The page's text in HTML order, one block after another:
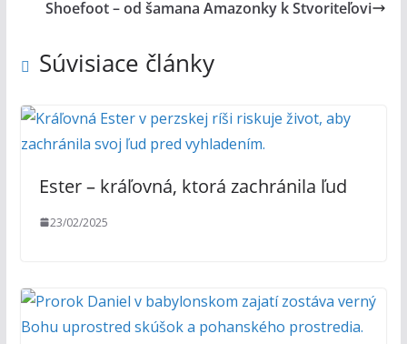
Shoefoot – od šamana Amazonky k Stvoriteľovi
Súvisiace články
Ester – kráľovná, ktorá zachránila ľud
23/02/2025